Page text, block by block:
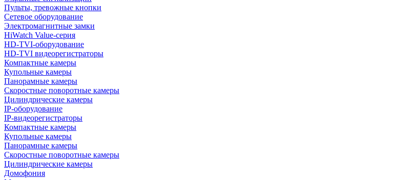
Пульты, тревожные кнопки
Сетевое оборудование
Электромагнитные замки
HiWatch Value-серия
HD-TVI-оборудование
HD-TVI видеорегистраторы
Компактные камеры
Купольные камеры
Панорамные камеры
Скоростные поворотные камеры
Цилиндрические камеры
IP-оборудование
IP-видеорегистраторы
Компактные камеры
Купольные камеры
Панорамные камеры
Скоростные поворотные камеры
Цилиндрические камеры
Домофония